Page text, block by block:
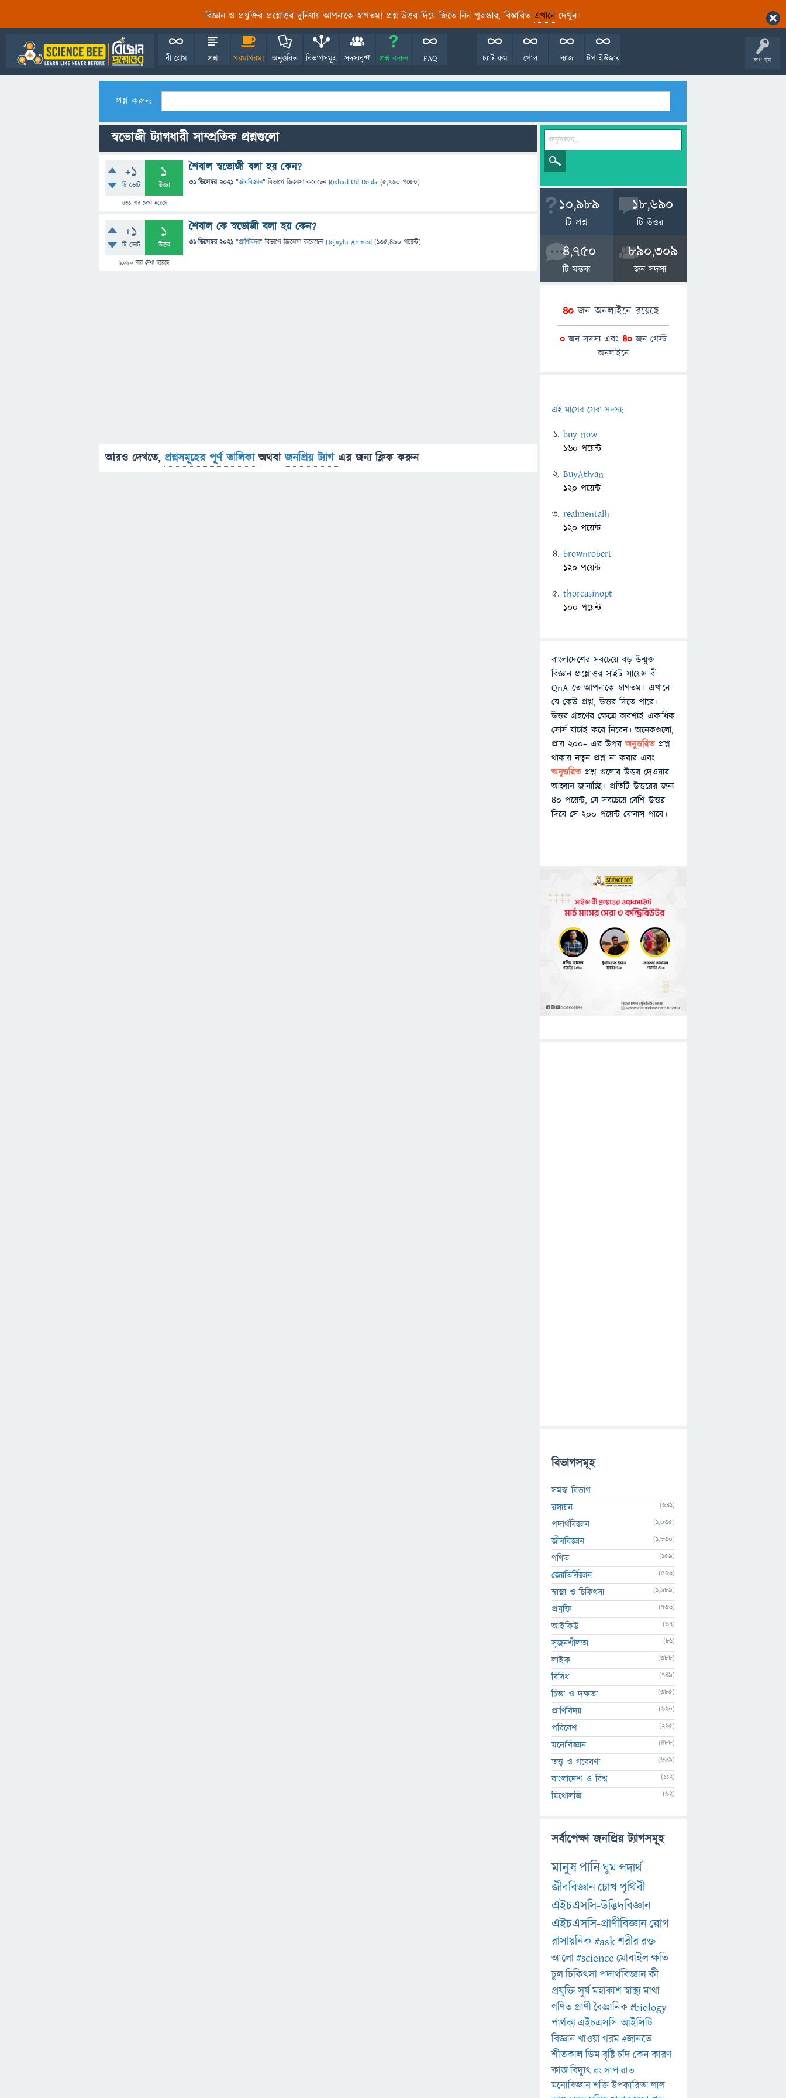
বিজ্ঞান ও প্রযুক্তির প্রশ্নোত্তর দুনিয়ায় আপনাকে স্বাগতম! প্রশ্ন-উত্তর দিয়ে জিতে নিন পুরস্কার, বিস্তারিত এখানেদেখুন।
লগ ইন
বী হোম প্রশ্ন গরমাগরম! অনুত্তরিত বিভাগসমূহ সদস্যবৃন্দ প্রশ্ন করুন FAQ টপ ইউজার
ব্যাজ
পোল
চ্যাট রুম
প্রশ্ন করুন:
স্বভোজী ট্যাগধারী সাম্প্রতিক প্রশ্নগুলো
+1
টি ভোট
1
উত্তর
431বার দেখা হয়েছে
শৈবাল স্বভোজী বলা হয় কেন?
31 ডিসেম্বর 2021 "জীববিজ্ঞান" বিভাগে জিজ্ঞাসাকরেছেনRishad Ud Doula (5,760 পয়েন্ট)
+1
টি ভোট
1
উত্তর
1,090 বার দেখা হয়েছে
শৈবাল কে স্বভোজী বলা হয় কেন?
31 ডিসেম্বর 2021 "প্রাণিবিদ্যা" বিভাগে জিজ্ঞাসাকরেছেনHojayfa Ahmed (135,490 পয়েন্ট)
আরও দেখতে, প্রশ্নসমূহের পূর্ণ তালিকাঅথবাজনপ্রিয় ট্যাগ এর জন্য ক্লিক করুন
10,989
টি প্রশ্ন
18,690
টি উত্তর
4,750
টি মন্তব্য
890,309
জন সদস্য
40 জন অনলাইনে রয়েছে
0 জন সদস্য এবং 40 জন গেস্ট
অনলাইনে
এই মাসের সেরা সদস্য:
buy now
160 পয়েন্ট
BuyAtivan
120 পয়েন্ট
realmentalh
120 পয়েন্ট
brownrobert
120 পয়েন্ট
thorcasinopt
100 পয়েন্ট
বাংলাদেশের সবচেয়ে বড় উন্মুক্ত
বিজ্ঞান প্রশ্নোত্তর সাইট সায়েন্স বী
QnA তে আপনাকে স্বাগতম। এখানে
যে কেউ প্রশ্ন, উত্তর দিতে পারে।
উত্তর গ্রহণের ক্ষেত্রে অবশ্যই একাধিক
সোর্স যাচাই করে নিবেন। অনেকগুলো,
প্রায় ২০০+ এর উপরঅনুত্তরিতপ্রশ্ন
থাকায় নতুন প্রশ্ন না করার এবং
অনুত্তরিত প্রশ্ন গুলোর উত্তর দেওয়ার
আহ্বান জানাচ্ছি। প্রতিটি উত্তরের জন্য
৪০ পয়েন্ট, যে সবচেয়ে বেশি উত্তর
দিবে সে ২০০ পয়েন্ট বোনাস পাবে।
বিভাগসমূহ
সমস্ত বিভাগ
রসায়ন
(641)
পদার্থবিজ্ঞান (1,035)
জীববিজ্ঞান (1,830)
গণিত (159)
জ্যোতির্বিজ্ঞান (526)
স্বাস্থ্য ও চিকিৎসা (1,989)
প্রযুক্তি (736)
আইকিউ (67)
সৃজনশীলতা (81)
লাইফ (388)
বিবিধ (749)
চিন্তা ও দক্ষতা (385)
প্রাণিবিদ্যা (620)
পরিবেশ (225)
মনোবিজ্ঞান (488)
তত্ত্ব ও গবেষণা (669)
বাংলাদেশ ও বিশ্ব (112)
মিথোলজি (62)
সর্বাপেক্ষা জনপ্রিয় ট্যাগসমূহ
মানুষপানিঘুমপদার্থ-
জীববিজ্ঞানচোখপৃথিবী
এইচএসসি-উদ্ভিদবিজ্ঞান
এইচএসসি-প্রাণীবিজ্ঞানরোগ
রাসায়নিক#askশরীররক্ত
আলো#scienceমোবাইলক্ষতি
চুলচিকিৎসাপদার্থবিজ্ঞানকী
প্রযুক্তিসূর্যমহাকাশস্বাস্থ্যমাথা
গণিত প্রাণীবৈজ্ঞানিক#biology
পার্থক্য এইচএসসি-আইসিটি
বিজ্ঞানখাওয়াগরম#জানতে
শীতকালডিমবৃষ্টিচাঁদকেনকারণ
কাজবিদ্যুৎরংসাপরাত
মনোবিজ্ঞানশক্তিউপকারিতালাল